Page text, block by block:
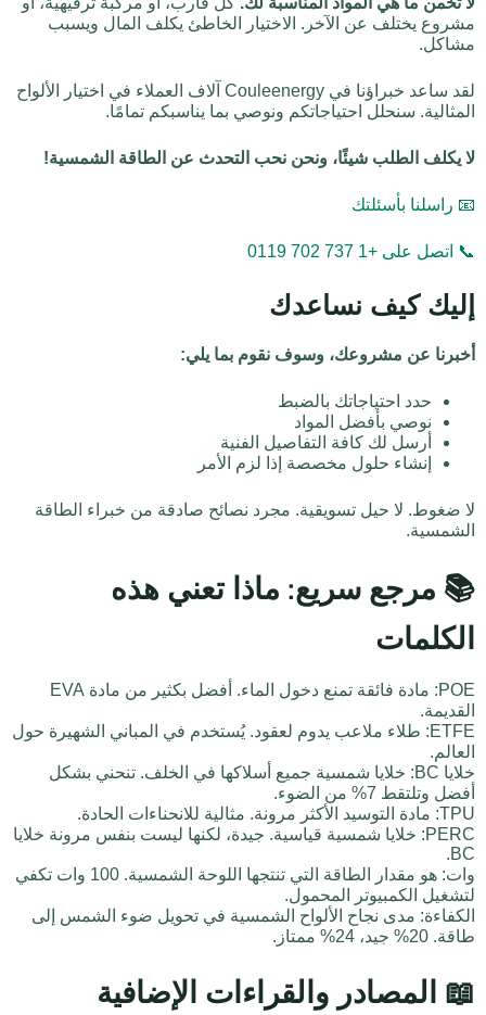
مشروع يختلف عن الآخر. الاختيار الخاطئ يكلف المال ويسبب
مشاكل.
لقد ساعد خبراؤنا في Couleenergy آلاف العملاء في اختيار الألواح
المثالية. سنحلل احتياجاتكم ونوصي بما يناسبكم تمامًا.
لا يكلف الطلب شيئًا، ونحن نحب التحدث عن الطاقة الشمسية!
📧 راسلنا بأسئلتك
📞 اتصل على +1 737 702 0119
إليك كيف نساعدك
أخبرنا عن مشروعك، وسوف نقوم بما يلي:
حدد احتياجاتك بالضبط
نوصي بأفضل المواد
أرسل لك كافة التفاصيل الفنية
إنشاء حلول مخصصة إذا لزم الأمر
لا ضغوط. لا حيل تسويقية. مجرد نصائح صادقة من خبراء الطاقة
الشمسية.
📚 مرجع سريع: ماذا تعني هذه
الكلمات
POE: مادة فائقة تمنع دخول الماء. أفضل بكثير من مادة EVA
القديمة.
ETFE: طلاء ملاعب يدوم لعقود. يُستخدم في المباني الشهيرة حول
العالم.
خلايا BC: خلايا شمسية جميع أسلاكها في الخلف. تنحني بشكل
أفضل وتلتقط 7% من الضوء.
TPU: مادة التوسيد الأكثر مرونة. مثالية للانحناءات الحادة.
PERC: خلايا شمسية قياسية. جيدة، لكنها ليست بنفس مرونة خلايا
BC.
وات: هو مقدار الطاقة التي تنتجها اللوحة الشمسية. 100 وات تكفي
لتشغيل الكمبيوتر المحمول.
الكفاءة: مدى نجاح الألواح الشمسية في تحويل ضوء الشمس إلى
طاقة. 20% جيد، 24% ممتاز.
📖 المصادر والقراءات الإضافية